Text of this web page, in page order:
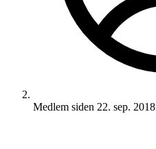
Medlem siden 22. sep. 2018